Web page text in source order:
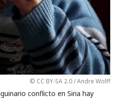
© CC BY-SA 2.0 / Andre Wolff
conflicto en Siria hay